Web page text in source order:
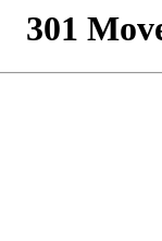
301